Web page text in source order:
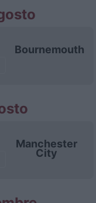
Bournemouth
Manchester
City